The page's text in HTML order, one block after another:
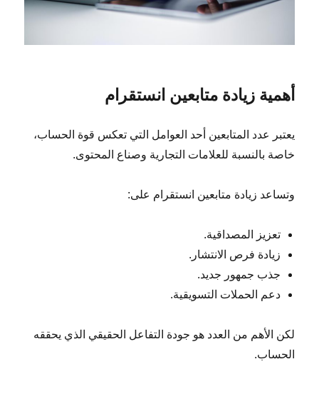
أهمية زيادة متابعين انستقرام
يعتبر عدد المتابعين أحد العوامل التي تعكس قوة الحساب،
خاصة بالنسبة للعلامات التجارية وصناع المحتوى.
وتساعد زيادة متابعين انستقرام على:
تعزيز المصداقية.
زيادة فرص الانتشار.
جذب جمهور جديد.
دعم الحملات التسويقية.
لكن الأهم من العدد هو جودة التفاعل الحقيقي الذي يحققه
الحساب.